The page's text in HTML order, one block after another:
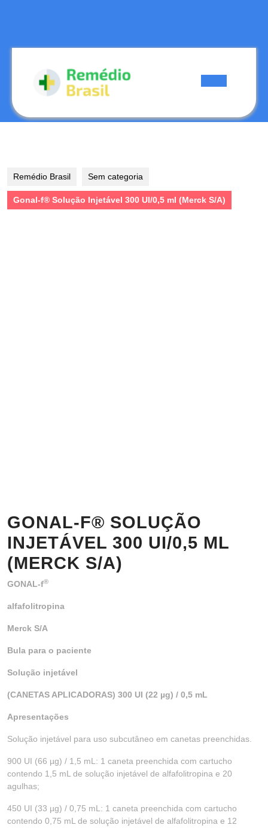
Remédio Brasil Sem categoria
Gonal-f® Solução Injetável 300 UI/0,5 ml (Merck S/A)
GONAL-F® SOLUÇÃO
INJETÁVEL 300 UI/0,5 ML
(MERCK S/A)
GONAL-f®
alfafolitropina
Merck S/A
Bula para o paciente
Solução injetável
(CANETAS APLICADORAS) 300 UI (22 µg) / 0,5 mL
Apresentações
Solução injetável para uso subcutâneo em canetas preenchidas.
900 UI (66 µg) / 1,5 mL: 1 caneta preenchida com cartucho
contendo 1,5 mL de solução injetável de alfafolitropina e 20
agulhas;
450 UI (33 µg) / 0,75 mL: 1 caneta preenchida com cartucho
contendo 0,75 mL de solução injetável de alfafolitropina e 12